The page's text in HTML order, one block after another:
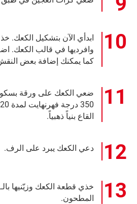
ابدأي الآن بتشكيل الكعك.
وافرديها في قالب الكعك.
كما يمكنك إضافة بعض
ضعي الكعك على ورقة
القاع بنياً ذهبياً.
دعي الكعك يبرد على الرف.
خذي قطعة الكعك وزيّنيها بالـNutella
المطحون.